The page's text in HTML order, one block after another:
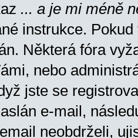
... a je mi méně
instrukce.
Některá fóra
nebo
jste se
e-mail,
neobdrželi,